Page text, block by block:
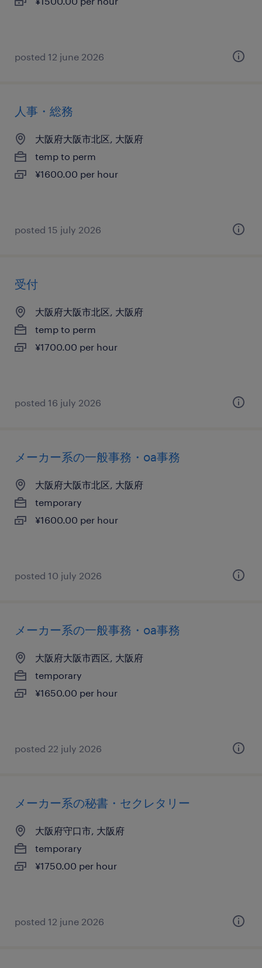
posted 12 june 2026
人事・総務
大阪府大阪市北区, 大阪府
temp to perm
¥1600.00 per hour
posted 15 july 2026
受付
大阪府大阪市北区, 大阪府
temp to perm
¥1700.00 per hour
posted 16 july 2026
メーカー系の一般事務・oa事務
大阪府大阪市北区, 大阪府
temporary
¥1600.00 per hour
posted 10 july 2026
メーカー系の一般事務・oa事務
大阪府大阪市西区, 大阪府
temporary
¥1650.00 per hour
posted 22 july 2026
メーカー系の秘書・セクレタリー
大阪府守口市, 大阪府
temporary
¥1750.00 per hour
posted 12 june 2026